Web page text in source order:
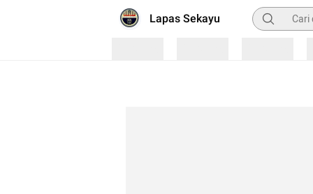
Lapas Sekayu Pencarian